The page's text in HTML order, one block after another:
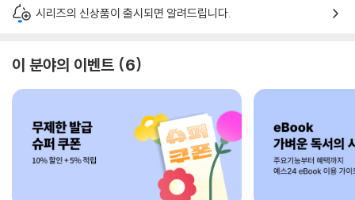
시리즈의 신상품이 출시되면 알려드립니다.
이 분야의 이벤트 6